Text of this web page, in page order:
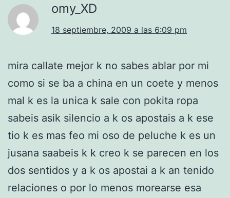
omy_XD
18 septiembre, 2009 a las 6:09 pm
mira callate mejor k no sabes ablar por mi
como si se ba a china en un coete y menos
mal k es la unica k sale con pokita ropa
sabeis asik silencio a k os apostais a k ese
tio k es mas feo mi oso de peluche k es un
jusana saabeis k k creo k se parecen en los
dos sentidos y a k os apostai a k an tenido
relaciones o por lo menos morearse esa